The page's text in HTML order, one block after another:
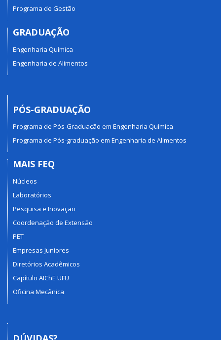
Programa de Gestão
GRADUAÇÃO
Engenharia Química
Engenharia de Alimentos
PÓS-GRADUAÇÃO
Programa de Pós-Graduação em Engenharia Química
Programa de Pós-graduação em Engenharia de Alimentos
MAIS FEQ
Núcleos
Laboratórios
Pesquisa e Inovação
Coordenação de Extensão
PET
Empresas Juniores
Diretórios Acadêmicos
Capítulo AIChE UFU
Oficina Mecânica